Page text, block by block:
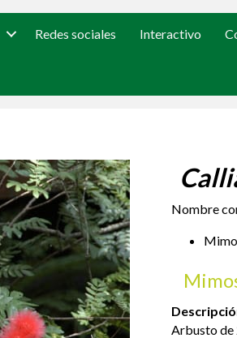
Redes sociales Interactivo
Nombre
Arbusto de